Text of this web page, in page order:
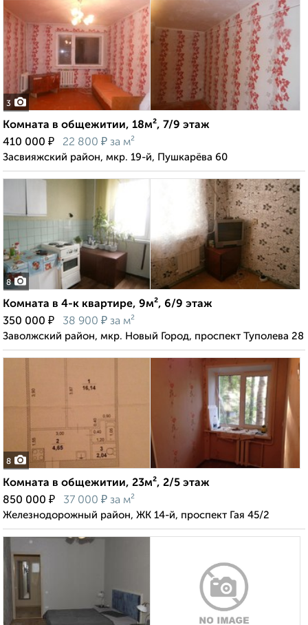
3
Комната в общежитии, 18м², 7/9 этаж
410 000 ₽ 22 800 ₽ за м²
Засвияжский район, мкр. 19-й, Пушкарёва 60
8
Комната в 4-к квартире, 9м², 6/9 этаж
350 000 ₽ 38 900 ₽ за м²
Заволжский район, мкр. Новый Город, проспект Туполева 28
8
Комната в общежитии, 23м², 2/5 этаж
850 000 ₽ 37 000 ₽ за м²
Железнодорожный район, ЖК 14-й, проспект Гая 45/2